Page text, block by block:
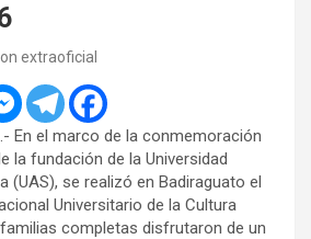
extraoficial
En el marco de la conmemoración
la fundación de la Universidad
(UAS), se realizó en Badiraguato el
Universitario de la Cultura
familias completas disfrutaron de un